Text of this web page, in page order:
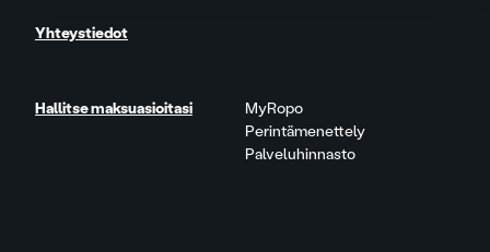
Yhteystiedot
Hallitse maksuasioitasi
MyRopo
Perintämenettely
Palveluhinnasto